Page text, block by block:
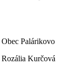
Obec Palárikovo
Rozália Kurčová